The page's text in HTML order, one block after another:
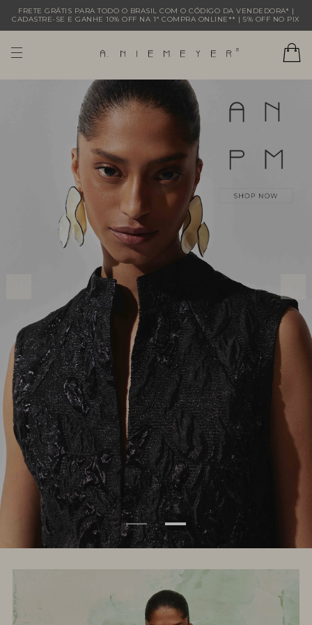
FRETE GRÁTIS PARA TODO O BRASIL COM O CÓDIGO DA VENDEDORA* |
CADASTRE-SE E GANHE 10% OFF NA 1ª COMPRA ONLINE** | 5% OFF NO PIX